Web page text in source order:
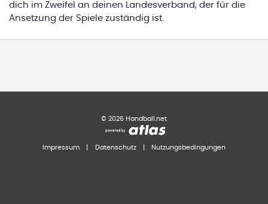
dich im Zweifel an deinen Landesverband, der für die
Ansetzung der Spiele zuständig ist.
© 2026 Handball.net
Impressum Datenschutz Nutzungsbedingungen